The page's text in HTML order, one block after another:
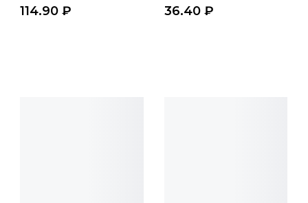
114.90 ₽ 36.40 ₽